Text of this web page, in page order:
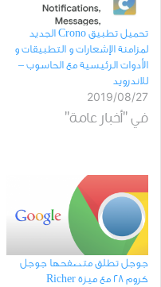
تحميل ﺗﻄﺒﻴﻖ Crono ﺍﻟﺠﺪﻳﺪ
لمزامنة الإشعارات و التطبيقات و
الأدوات الرئيسية مع الحاسوب –
للاندرويد
2019/08/27
في "أخبار عامة"
جوجل تطلق متصفحها جوجل
كروم 28 مع ميزة Richer